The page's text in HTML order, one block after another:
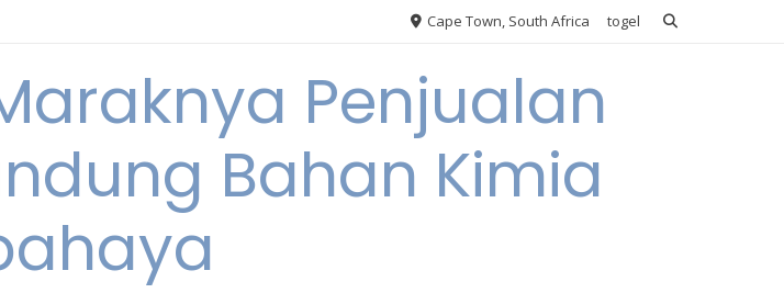
Cape Town, South Africa togel
Penjualan
Bahan Kimia